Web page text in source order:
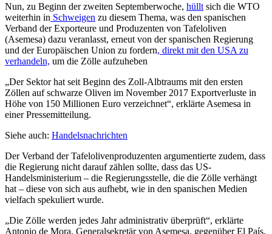
Nun, zu Beginn der zweiten Septemberwoche, hüllt sich die WTO
weiterhin in Schweigen zu diesem Thema, was den spanischen
Verband der Exporteure und Produzenten von Tafeloliven
(Asemesa) dazu veranlasst, erneut von der spanischen Regierung
und der Europäischen Union zu fordern, direkt mit den USA zu
verhandeln, um die Zölle aufzuheben
„Der Sektor hat seit Beginn des Zoll-Albtraums mit den ersten
Zöllen auf schwarze Oliven im November 2017 Exportverluste in
Höhe von 150 Millionen Euro verzeichnet“, erklärte Asemesa in
einer Pressemitteilung.
Siehe auch: Handelsnachrichten
Der Verband der Tafelolivenproduzenten argumentierte zudem, dass
die Regierung nicht darauf zählen sollte, dass das US-
Handelsministerium – die Regierungsstelle, die die Zölle verhängt
hat – diese von sich aus aufhebt, wie in den spanischen Medien
vielfach spekuliert wurde.
„Die Zölle werden jedes Jahr administrativ überprüft“, erklärte
Antonio de Mora, Generalsekretär von Asemesa, gegenüber El País.